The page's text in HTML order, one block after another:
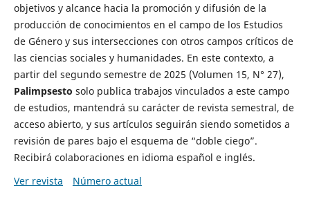
objetivos y alcance hacia la promoción y difusión de la
producción de conocimientos en el campo de los Estudios
de Género y sus intersecciones con otros campos críticos de
las ciencias sociales y humanidades. En este contexto, a
partir del segundo semestre de 2025 (Volumen 15, N° 27),
Palimpsesto solo publica trabajos vinculados a este campo
de estudios, mantendrá su carácter de revista semestral, de
acceso abierto, y sus artículos seguirán siendo sometidos a
revisión de pares bajo el esquema de “doble ciego”.
Recibirá colaboraciones en idioma español e inglés.
Ver revista
Número actual